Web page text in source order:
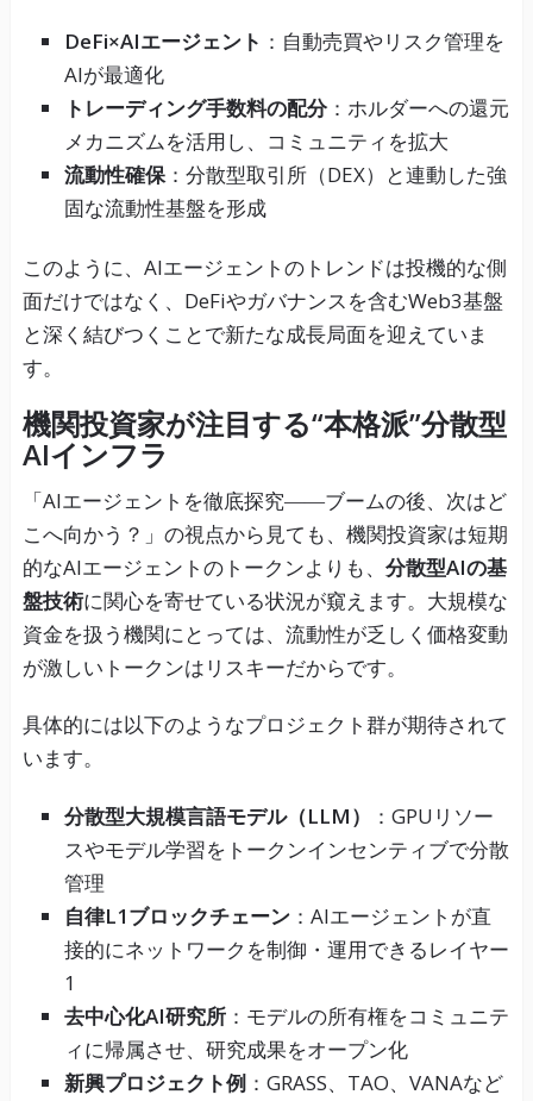
DeFi×AIエージェント ：自動売買やリスク管理を
AIが最適化
トレーディング手数料の配分：ホルダーへの還元
メカニズムを活用し、コミュニティを拡大
流動性確保：分散型取引所（DEX）と連動した強
固な流動性基盤を形成
このように、AIエージェントのトレンドは投機的な側
面だけではなく、DeFiやガバナンスを含むWeb3基盤
と深く結びつくことで新たな成長局面を迎えていま
す。
機関投資家が注目する“本格派”分散型
AIインフラ
「AIエージェントを徹底探究――ブームの後、次はど
こへ向かう？」の視点から見ても、機関投資家は短期
的なAIエージェントのトークンよりも、 分散型AIの基
盤技術に関心を寄せている状況が窺えます。大規模な
資金を扱う機関にとっては、流動性が乏しく価格変動
が激しいトークンはリスキーだからです。
具体的には以下のようなプロジェクト群が期待されて
います。
分散型大規模言語モデル（LLM）
：GPUリソー
スやモデル学習をトークンインセンティブで分散
管理
自律L1ブロックチェーン：AIエージェントが直
接的にネットワークを制御・運用できるレイヤー
1
去中心化AI研究所：モデルの所有権をコミュニテ
ィに帰属させ、研究成果をオープン化
新興プロジェクト例：GRASS、TAO、VANAなど